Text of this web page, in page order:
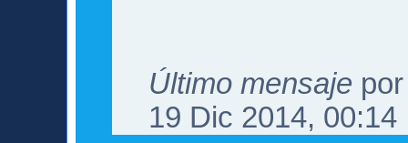
Último mensaje
19 Dic 2014, 00:14